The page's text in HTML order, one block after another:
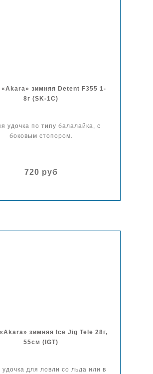
«Akara» зимняя Detent F355 1-
8г (SK-1C)
удочка по типу балалайка, с
боковым стопором.
720 руб
зимняя Ice Jig Tele 28г,
55см (IGT)
для ловли со льда или в